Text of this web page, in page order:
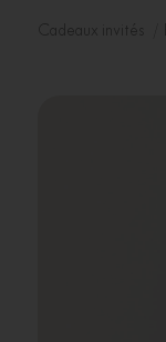
Cadeaux invités